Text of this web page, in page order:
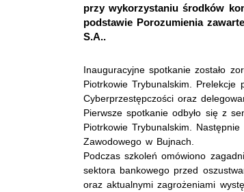
przy wykorzystaniu środków
podstawie Porozumienia
S.A..
Inauguracyjne spotkanie zostało
Piotrkowie Trybunalskim. Prelekcje
Cyberprzestępczości oraz
Pierwsze spotkanie odbyło się z
Piotrkowie Trybunalskim.
Zawodowego w Bujnach.
Podczas szkoleń omówiono
sektora bankowego przed
oraz aktualnymi zagrożeniami